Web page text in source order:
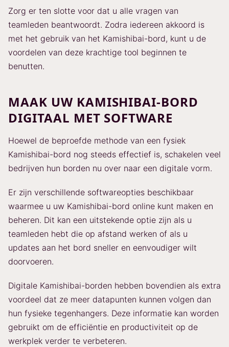
Zorg er ten slotte voor dat u alle vragen van
teamleden beantwoordt. Zodra iedereen akkoord is
met het gebruik van het Kamishibai-bord, kunt u de
voordelen van deze krachtige tool beginnen te
benutten.
MAAK UW KAMISHIBAI-BORD
DIGITAAL MET SOFTWARE
Hoewel de beproefde methode van een fysiek
Kamishibai-bord nog steeds effectief is, schakelen veel
bedrijven hun borden nu over naar een digitale vorm.
Er zijn verschillende softwareopties beschikbaar
waarmee u uw Kamishibai-bord online kunt maken en
beheren. Dit kan een uitstekende optie zijn als u
teamleden hebt die op afstand werken of als u
updates aan het bord sneller en eenvoudiger wilt
doorvoeren.
Digitale Kamishibai-borden hebben bovendien als extra
voordeel dat ze meer datapunten kunnen volgen dan
hun fysieke tegenhangers. Deze informatie kan worden
gebruikt om de efficiëntie en productiviteit op de
werkplek verder te verbeteren.